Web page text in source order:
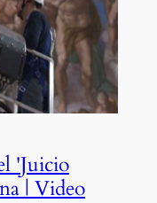
'Juicio
| Video